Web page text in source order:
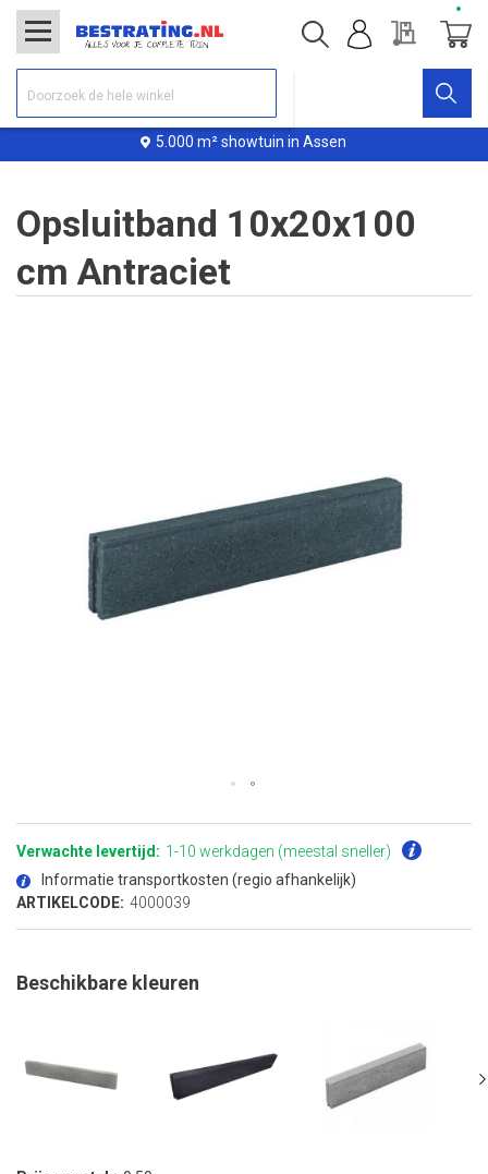
5.000 m² showtuin in Assen
Offerte
Opsluitband 10x20x100
cm Antraciet
naar
begin
de
afbeeldingen-
Verwachte levertijd: 1-10 werkdagen (meestal sneller)
Informatie transportkosten (regio afhankelijk)
ARTIKELCODE: 4000039
Beschikbare kleuren